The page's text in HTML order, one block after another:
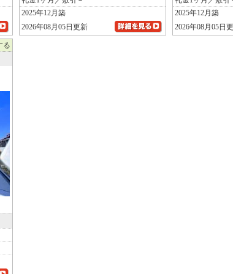
2025年12月築
2026年08月05日更新
2025年12月築
2026年08月05日
る